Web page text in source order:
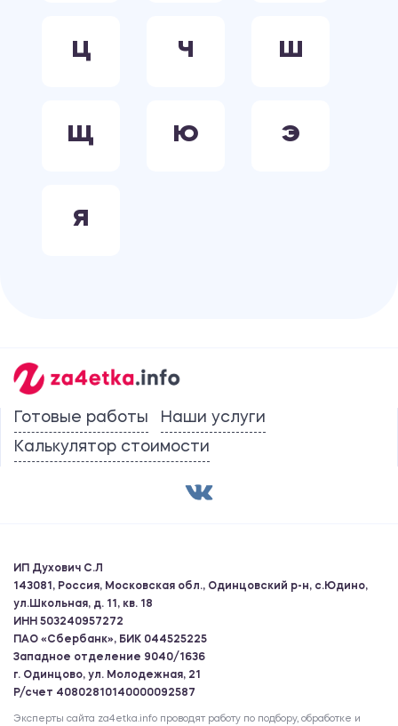
Ц Ч Ш
Щ Ю Э
Я
Готовые работы
Наши услуги
Калькулятор стоимости
ИП Духович С.Л
143081, Россия, Московская обл., Одинцовский р-н, с.Юдино,
ул.Школьная, д. 11, кв. 18
ИНН 503240957272
ПАО «Сбербанк», БИК 044525225
Западное отделение 9040/1636
г. Одинцово, ул. Молодежная, 21
Р/счет 40802810140000092587
Эксперты сайта za4etka.info проводят работу по подбору, обработке и